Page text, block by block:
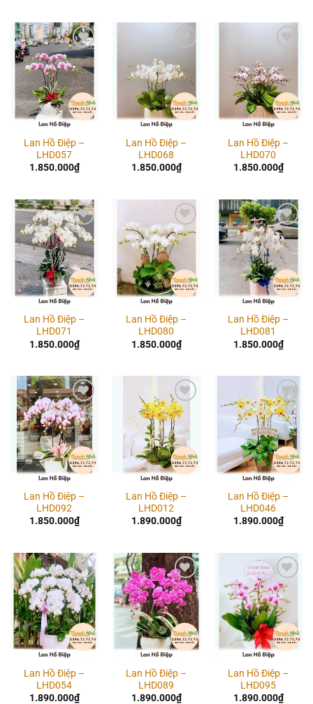
Add to
wishlist
Lan Hồ Điệp –
LHD057
1.850.000₫
wishlist
Lan Hồ Điệp –
LHD068
1.850.000₫
wishlist
Lan Hồ Điệp –
LHD070
1.850.000₫
Add to
wishlist
Lan Hồ Điệp –
LHD071
1.850.000₫
Add to
wishlist
Lan Hồ Điệp –
LHD080
1.850.000₫
Add to
wishlist
Lan Hồ Điệp –
LHD081
1.850.000₫
Add to
wishlist
Lan Hồ Điệp –
LHD092
1.850.000₫
Add to
wishlist
Lan Hồ Điệp –
LHD012
1.890.000₫
Add to
wishlist
Lan Hồ Điệp –
LHD046
1.890.000₫
Add to
wishlist
Lan Hồ Điệp –
LHD054
1.890.000₫
Add to
wishlist
Lan Hồ Điệp –
LHD089
1.890.000₫
Add to
wishlist
Lan Hồ Điệp –
LHD095
1.890.000₫